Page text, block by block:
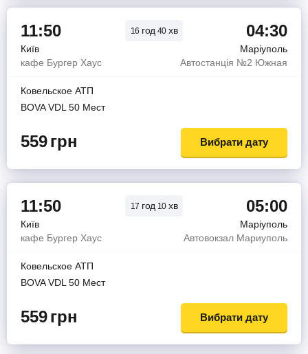
11:50 16 год 40 хв 04:30
Київ
Маріуполь
кафе Бургер Хаус
Автостанція №2 Южная
Ковельское АТП
BOVA VDL 50 Мест
559грн Вибрати дату
11:50 17 год 10 хв 05:00
Київ
Маріуполь
кафе Бургер Хаус
Автовокзал Мариуполь
Ковельское АТП
BOVA VDL 50 Мест
559грн Вибрати дату